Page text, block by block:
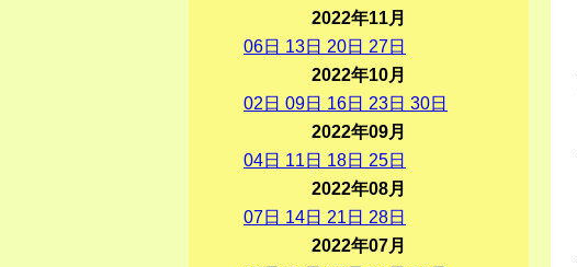
2022年11月
06日 13日 20日 27日
2022年10月
02 日 09日 16日 23日 30日
2022年09月
04日 11 日 18日 25日
2022年08月
07日 14日 21 日 28日
2022年07月